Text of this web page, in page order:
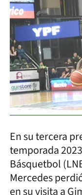
En su tercera
temporada
Básquetbol
Mercedes
en su visita a